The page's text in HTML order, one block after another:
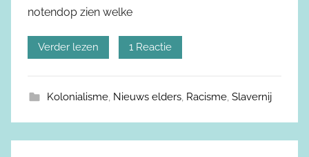
notendop zien welke
Verder lezen 1 Reactie
Kolonialisme, Nieuws elders, Racisme, Slavernij